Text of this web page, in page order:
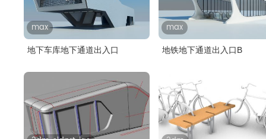
max
地下车库地下通道出入口
max
地铁地下通道出入口B